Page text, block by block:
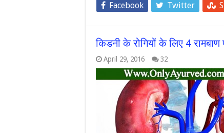
Facebook Twitter
किडनी के रोगियों के लिए 4 रामबाण
April 29, 2016 32